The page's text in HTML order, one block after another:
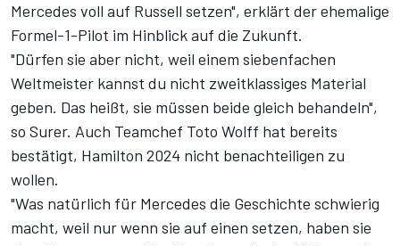
Mercedes voll auf Russell setzen", erklärt der ehemalige
Formel-1-Pilot im Hinblick auf die Zukunft.
"Dürfen sie aber nicht, weil einem siebenfachen
Weltmeister kannst du nicht zweitklassiges Material
geben. Das heißt, sie müssen beide gleich behandeln",
so Surer. Auch Teamchef Toto Wolff hat bereits
bestätigt, Hamilton 2024 nicht benachteiligen zu
wollen.
"Was natürlich für Mercedes die Geschichte schwierig
macht, weil nur wenn sie auf einen setzen, haben sie